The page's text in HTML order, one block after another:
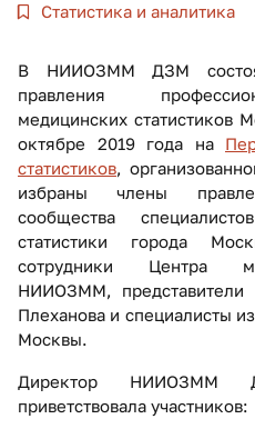
Статистика и аналитика
В НИИОЗММ ДЗМ
правления
медицинских статистиков
октябре 2019 года на
статистиков,
избраны члены
сообщества
статистики города
сотрудники Центра
НИИОЗММ,
Плеханова и специалисты
Москвы.
Директор
приветствовала участников: